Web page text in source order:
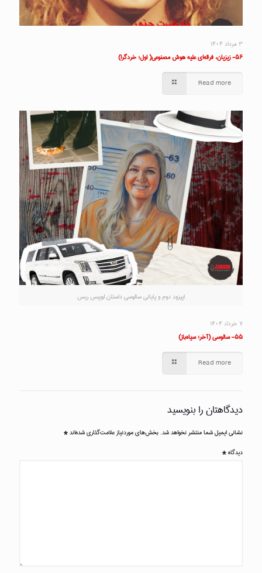
۳ مرداد ۱۴۰۴
۵۶- زیزیان، فرقه‌ای علیه هوش مصنوعی( اول؛ خردگرا)
Read more
اپیزود دوم و پایانی سالوسی داستان لوییس ریس
۷ خرداد ۱۴۰۴
۵۵- سالوسی (آخر؛ سیاه‌باز)
Read more
دیدگاهتان را بنویسید
نشانی ایمیل شما منتشر نخواهد شد. بخش‌های موردنیاز علامت‌گذاری شده‌اند*
دیدگاه*